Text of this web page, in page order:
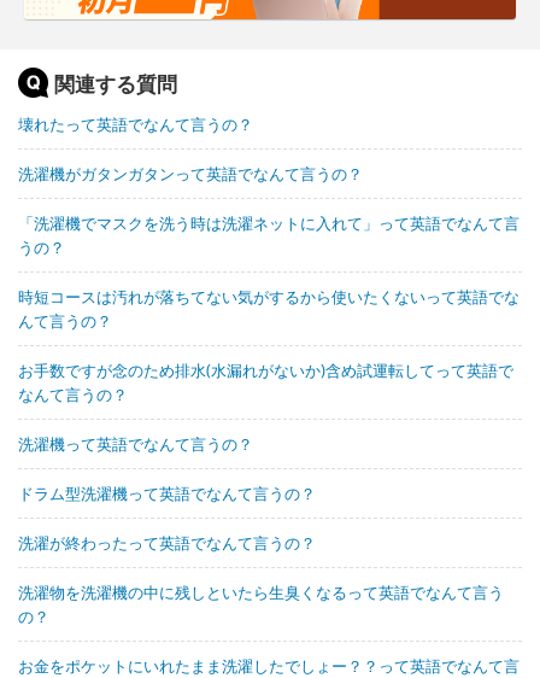
関連する質問
壊れたって英語でなんて言うの？
洗濯機がガタンガタンって英語でなんて言うの？
「洗濯機でマスクを洗う時は洗濯ネットに入れて」って英語でなんて言
うの？
時短コースは汚れが落ちてない気がするから使いたくないって英語でな
んて言うの？
お手数ですが念のため排水(水漏れがないか)含め試運転してって英語で
なんて言うの？
洗濯機って英語でなんて言うの？
ドラム型洗濯機って英語でなんて言うの？
洗濯が終わったって英語でなんて言うの？
洗濯物を洗濯機の中に残しといたら生臭くなるって英語でなんて言う
の？
お金をポケットにいれたまま洗濯したでしょー？？って英語でなんて言